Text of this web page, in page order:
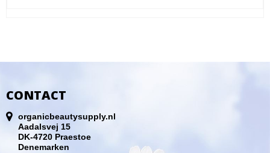
CONTACT
organicbeautysupply.nl
Aadalsvej 15
DK-4720 Praestoe
Denemarken